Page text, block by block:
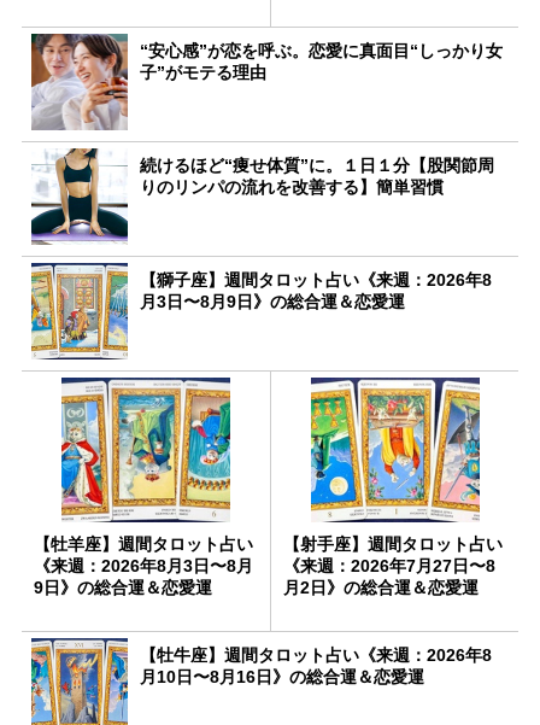
“安心感”が恋を呼ぶ。恋愛に真面目“しっかり女
子”がモテる理由
続けるほど“痩せ体質”に。１日１分【股関節周
りのリンパの流れを改善する】簡単習慣
【獅子座】週間タロット占い《来週：2026年8
月3日〜8月9日》の総合運＆恋愛運
【牡羊座】週間タロット占い
《来週：2026年8月3日〜8月
9日》の総合運＆恋愛運
【射手座】週間タロット占い
《来週：2026年7月27日〜8
月2日》の総合運＆恋愛運
【牡牛座】週間タロット占い《来週：2026年8
月10日〜8月16日》の総合運＆恋愛運